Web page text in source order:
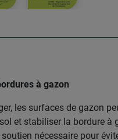
à gazon
les surfaces de gazon
et stabiliser la
nécessaire pour